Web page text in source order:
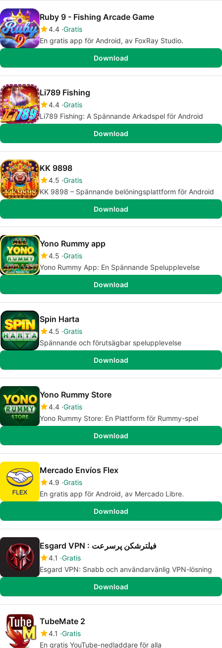
Ruby 9 - Fishing Arcade Game
4.4 Gratis
En gratis app för Android, av FoxRay Studio.
Download
Li789 Fishing
4.4 Gratis
Li789 Fishing: A Spännande Arkadspel för Android
Download
KK 9898
4.5 Gratis
KK 9898 – Spännande belöningsplattform för Android
Download
Yono Rummy app
4.5 Gratis
Yono Rummy App: En Spännande Spelupplevelse
Download
Spin Harta
4.5 Gratis
Spännande och förutsägbar spelupplevelse
Download
Yono Rummy Store
4.4 Gratis
Yono Rummy Store: En Plattform för Rummy-spel
Download
Mercado Envíos Flex
4.9 Gratis
En gratis app för Android, av Mercado Libre.
Download
Esgard VPN : فیلترشکن پرسرعت
4.1 Gratis
Esgard VPN: Snabb och användarvänlig VPN-lösning
Download
TubeMate 2
4.1 Gratis
En gratis YouTube-nedladdare för alla